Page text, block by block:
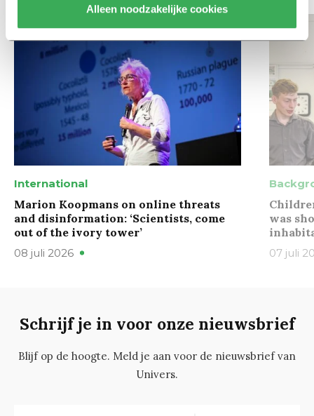
Alleen noodzakelijke cookies
International
Marion Koopmans on online threats
and disinformation: ‘Scientists, come
out of the ivory tower’
08 juli 2026
was
07 juli
Schrijf je in voor onze nieuwsbrief
Blijf op de hoogte. Meld je aan voor de nieuwsbrief van
Univers.